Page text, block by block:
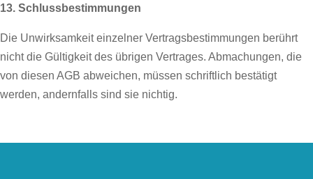
13. Schlussbestimmungen
Die Unwirksamkeit einzelner Vertragsbestimmungen berührt
nicht die Gültigkeit des übrigen Vertrages. Abmachungen, die
von diesen AGB abweichen, müssen schriftlich bestätigt
werden, andernfalls sind sie nichtig.